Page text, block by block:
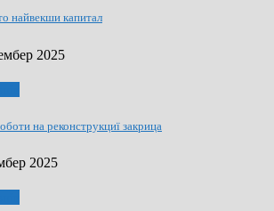
найвекши капитал
2025
на реконструкциї закрица
2025